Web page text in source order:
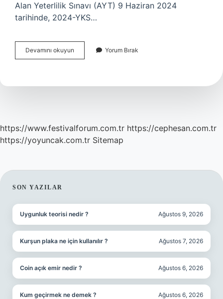
Alan Yeterlilik Sınavı (AYT) 9 Haziran 2024
tarihinde, 2024-YKS…
Devamını okuyun
Sınavı
2024
Yorum Bırak
https://www.festivalforum.com.tr https://cephesan.com.tr
https://yoyuncak.com.tr Sitemap
SIDEBAR
SON YAZILAR
Uygunluk teorisi nedir ? Ağustos 9, 2026
Kurşun plaka ne için kullanılır ? Ağustos 7, 2026
Coin açık emir nedir ? Ağustos 6, 2026
Kum geçirmek ne demek ? Ağustos 6, 2026